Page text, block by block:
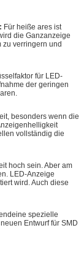
Für heiße ares ist
die Ganzanzeige
zu verringern und
für LED-
der geringen
besonders wenn die
vollständig die
hoch sein. Aber am
LED-Anzeige
wird. Auch diese
spezielle
Entwurf für SMD